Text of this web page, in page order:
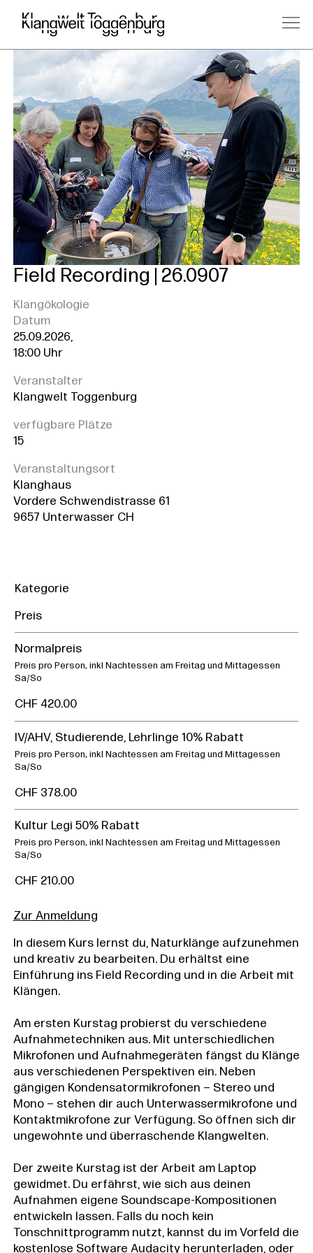
Field Recording | 26.0907
Klangökologie
Datum
25.09.2026,
18:00 Uhr
Veranstalter
Klangwelt Toggenburg
verfügbare Plätze
15
Veranstaltungsort
Klanghaus
Vordere Schwendistrasse 61
9657 Unterwasser CH
Kategorie
Preis
Normalpreis
Preis pro Person, inkl Nachtessen am Freitag und Mittagessen
Sa/So
CHF 420.00
IV/AHV, Studierende, Lehrlinge 10% Rabatt
Preis pro Person, inkl Nachtessen am Freitag und Mittagessen
Sa/So
CHF 378.00
Kultur Legi 50% Rabatt
Preis pro Person, inkl Nachtessen am Freitag und Mittagessen
Sa/So
CHF 210.00
Zur Anmeldung
In diesem Kurs lernst du, Naturklänge aufzunehmen
und kreativ zu bearbeiten. Du erhältst eine
Einführung ins Field Recording und in die Arbeit mit
Klängen.
Am ersten Kurstag probierst du verschiedene
Aufnahmetechniken aus. Mit unterschiedlichen
Mikrofonen und Aufnahmegeräten fängst du Klänge
aus verschiedenen Perspektiven ein. Neben
gängigen Kondensatormikrofonen – Stereo und
Mono – stehen dir auch Unterwassermikrofone und
Kontaktmikrofone zur Verfügung. So öffnen sich dir
ungewohnte und überraschende Klangwelten.
Der zweite Kurstag ist der Arbeit am Laptop
gewidmet. Du erfährst, wie sich aus deinen
Aufnahmen eigene Soundscape-Kompositionen
entwickeln lassen. Falls du noch kein
Tonschnittprogramm nutzt, kannst du im Vorfeld die
kostenlose Software Audacityherunterladen, oder